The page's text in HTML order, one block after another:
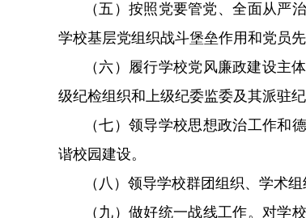
（五）按照党要管党、全面从严
学校基层党组织战斗堡垒作用和党员先锋
（六）履行学校党风廉政建设主体
级纪检组织和上级纪委监委及其派驻纪检
（七）领导学校思想政治工作和德
谐校园建设。
（八）领导学校群团组织、学术组
（九）做好统一战线工作。对